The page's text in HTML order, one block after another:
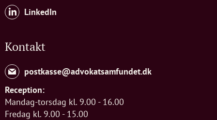
LinkedIn
Kontakt
postkasse@advokatsamfundet.dk
Reception:
Mandag-torsdag kl. 9.00 - 16.00
Fredag kl. 9.00 - 15.00